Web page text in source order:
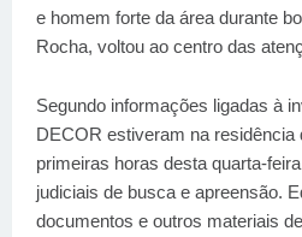
e homem forte da área durante
Rocha, voltou ao centro das
Segundo informações ligadas à
DECOR estiveram na residência
primeiras horas desta quarta-
judiciais de busca e apreensão.
documentos e outros materiais